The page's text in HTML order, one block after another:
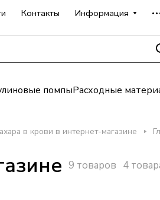
Контакты Информация
помпыРасходные
в крови в интернет-магазине
9 товаров 4